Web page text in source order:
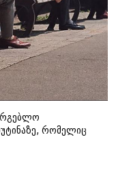
რომელიც